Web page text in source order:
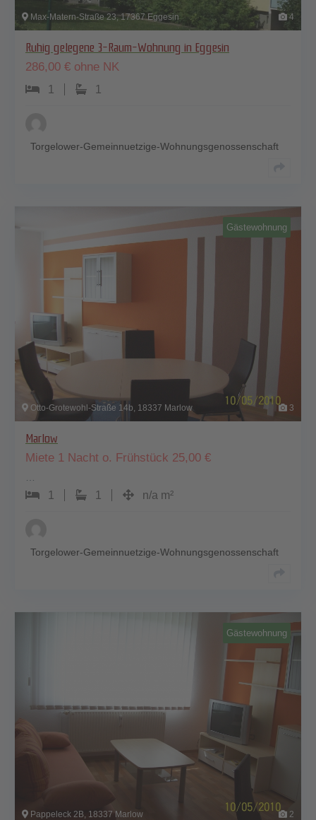
Max-Matern-Straße 23, 17367 Eggesin 4
Ruhig gelegene 3-Raum-Wohnung in Eggesin
286,00 € ohne NK
1 1
Torgelower-Gemeinnuetzige-Wohnungsgenossenschaft
Gästewohnung
Otto-Grotewohl-Straße 14b, 18337 Marlow 3
Marlow
Miete 1 Nacht o. Frühstück 25,00 €
…
1 1 n/a m²
Torgelower-Gemeinnuetzige-Wohnungsgenossenschaft
Gästewohnung
Pappeleck 2B, 18337 Marlow 2